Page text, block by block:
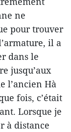
ne
pour trouver
il a
dans le
jusqu’aux
l’ancien Hà
fois, c’était
Lorsque je
à distance